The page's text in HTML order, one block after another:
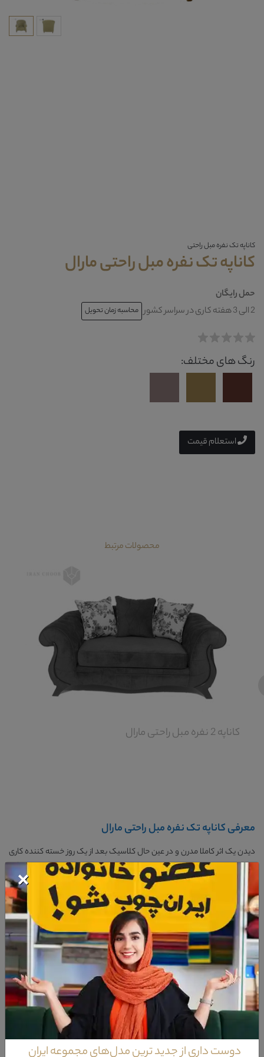
کاناپه تک نفره مبل راحتی
کاناپه تک نفره مبل راحتی مارال
حمل رایگان
2 الی 3 هفته کاری در سراسر کشور
محاسبه زمان تحویل
رنگ های مختلف:
استعلام قیمت
محصولات مرتبط
کاناپه 2 نفره مبل راحتی مارال
‹
معرفی کاناپه تک نفره مبل راحتی مارال
دیدن یک اثر کاملا مدرن و در عین حال کلاسیک بعد از یک روز خسته کننده کاری
شادی تازه ای برایمان می افریند و یا شاید دیدن تکراری کوسن هایی با طراحی گل
های پیچ در پیچ حس تازگی طبیعتی بکر را در محیط منزلمان ایجاد کند.دقت در
دوخت لوزی شکل دسته های مبل مارال و همچنین انحنای کاملا کلاسیک پایه
های آن واقعا چه حسی برایمان ایجاد می کند؟!! و حال این طراحی همراه شده است
با بهترین رنگبندی ممکن که ارامش و شخصیت خاصی به محیط پذیرایی منزلتان
می دهد.
ویژگی‌های کاناپه تک نفره مبل راحتی مارال
خدمات پس از فروش
36 ماه
گارانتی
18 ماه
×
دوست داری از جدید ترین مدل‌های مجموعه ایران